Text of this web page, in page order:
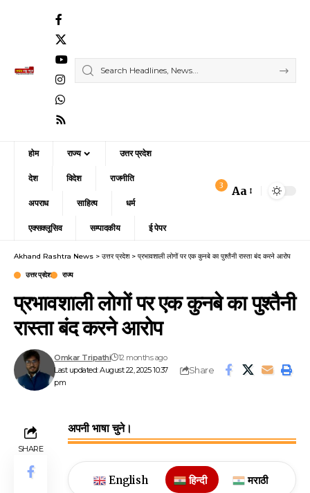
होम राज्य उत्तर प्रदेश
देश विदेश राजनीति
अपराध साहित्य धर्म
एक्सक्लूसिव सम्पादकीय ई पेपर
3
Font
Aa
Akhand Rashtra News > उत्तर प्रदेश> प्रभावशाली लोगों पर एक कुनबे का पुश्तैनी रास्ता बंद करने आरोप
उत्तर प्रदेश राज्य
प्रभावशाली लोगों पर एक कुनबे का पुश्तैनी
रास्ता बंद करने आरोप
Last updated: August 22, 2025 10:37
pm
Omkar Tripathi 12 months ago
Share
SHARE
अपनी भाषा चुने।
English हिन्दी मराठी